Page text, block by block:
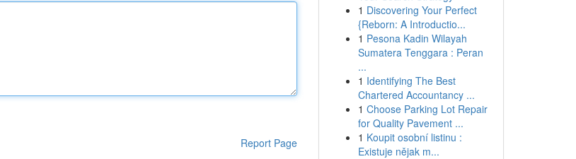
Report Page
1 Discovering Your Perfect
{Reborn: A Introductio...
1 Pesona Kadin Wilayah
Sumatera Tenggara : Peran
...
1 Identifying The Best
Chartered Accountancy ...
1 Choose Parking Lot Repair
for Quality Pavement ...
1 Koupit osobní listinu :
Existuje nějak m...